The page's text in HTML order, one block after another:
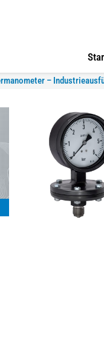
–